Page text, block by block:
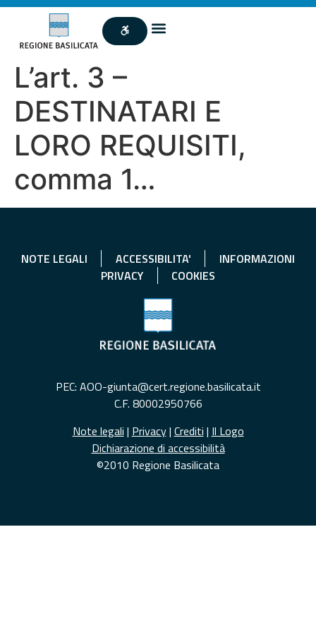
L’art. 3 –
DESTINATARI E
LORO REQUISITI,
comma 1…
NOTE LEGALI ACCESSIBILITA'
INFORMAZIONI
PRIVACY
COOKIES
PEC: AOO-giunta@cert.regione.basilicata.it
C.F. 80002950766
Note legali | Privacy| Crediti | Il Logo
Dichiarazione di accessibilità
©2010 Regione Basilicata